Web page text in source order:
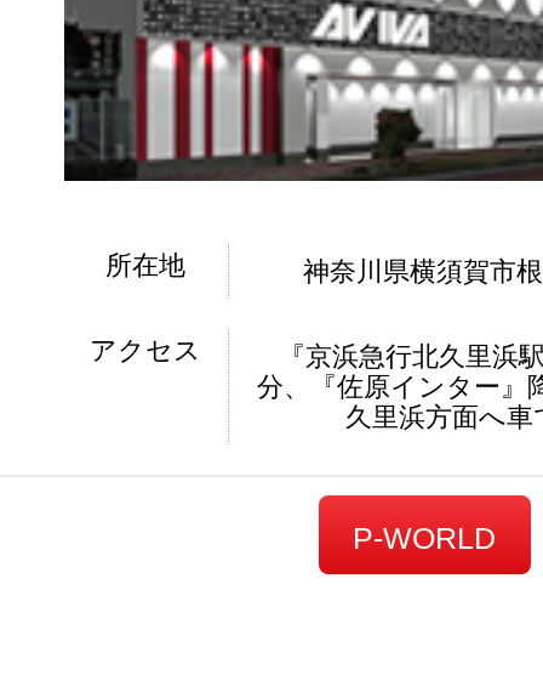
所在地 神奈川県横須賀市
アクセス
『京浜急行北久里浜
分、『佐原インター』
久里浜方面へ車
P-WORLD